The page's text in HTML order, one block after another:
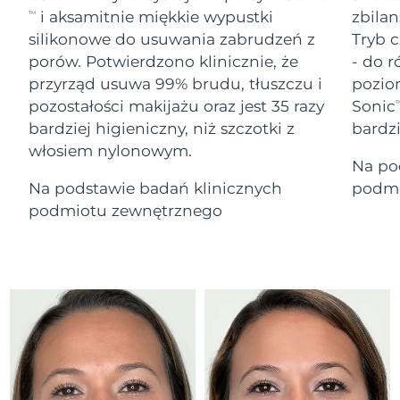
TM
i aksamitnie miękkie wypustki
silikonowe do usuwania zabrudzeń z
porów. Potwierdzono klinicznie, że
przyrząd usuwa 99% brudu, tłuszczu i
pozostałości makijażu oraz jest 35 razy
bardziej higieniczny, niż szczotki z
włosiem nylonowym.
Na podstawie badań klinicznych
podmiotu zewnętrznego
Tryb
- do
Sonic
Na
All revitalizing eye massagers
Advanced pore care essentials
Serum
For healthy hair
issa™ Teeth Whitening Gel
18% PAP
Kosmetyki Mężczyźni
Kupuj
Gibraltar
12/08/2026
Grecja
Oczekiwany czas dostawy
08/08/2026
SRA Hongkong
(Chiny)
Oczekiwany czas dostawy
09/08/2026
Oczekiwany czas dostawy
06/08/2026
Irlandia
Oczekiwany czas dostawy
08/08/2026
Wyspa Man
Oczekiwany czas dostawy
10/08/2026